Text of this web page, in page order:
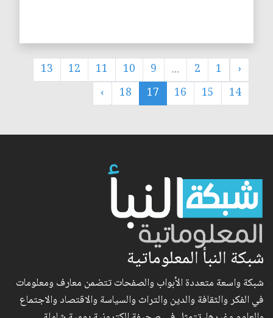
‹
1
2
...
9
10
11
12
13
14
15
16
17
18
›
شبكة النبأ المعلوماتية
شبكة واسعة متعددة الأبواب والصفحات تتضمن معارف ومعلومات
في الفكر والثقافة والدين والتراث والسياسة والاقتصاد والاجتماع